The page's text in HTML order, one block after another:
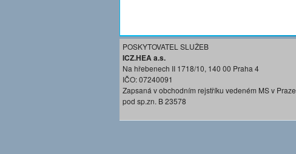
POSKYTOVATEL SLUŽEB
ICZ.HEA a.s.
Na hřebenech II 1718/10, 140 00 Praha 4
IČO: 07240091
Zapsaná v obchodním rejstříku vedeném MS v Praze
pod sp.zn. B 23578